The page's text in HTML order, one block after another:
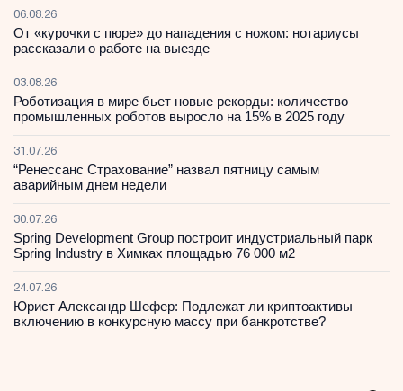
06.08.26
От «курочки с пюре» до нападения с ножом: нотариусы
рассказали о работе на выезде
03.08.26
Роботизация в мире бьет новые рекорды: количество
промышленных роботов выросло на 15% в 2025 году
31.07.26
“Ренессанс Страхование” назвал пятницу самым
аварийным днем недели
30.07.26
Spring Development Group построит индустриальный парк
Spring Industry в Химках площадью 76 000 м2
24.07.26
Юрист Александр Шефер: Подлежат ли криптоактивы
включению в конкурсную массу при банкротстве?